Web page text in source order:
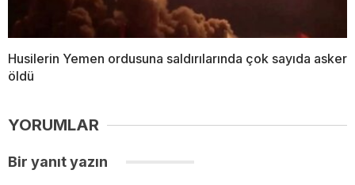
Husilerin Yemen ordusuna saldırılarında çok sayıda asker
öldü
YORUMLAR
Bir yanıt yazın